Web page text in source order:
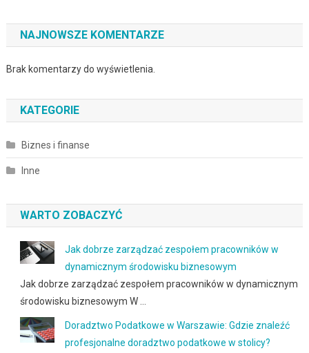
NAJNOWSZE KOMENTARZE
Brak komentarzy do wyświetlenia.
KATEGORIE
Biznes i finanse
Inne
WARTO ZOBACZYĆ
Jak dobrze zarządzać zespołem pracowników w
dynamicznym środowisku biznesowym
Jak dobrze zarządzać zespołem pracowników w dynamicznym
środowisku biznesowym W …
Doradztwo Podatkowe w Warszawie: Gdzie znaleźć
profesjonalne doradztwo podatkowe w stolicy?